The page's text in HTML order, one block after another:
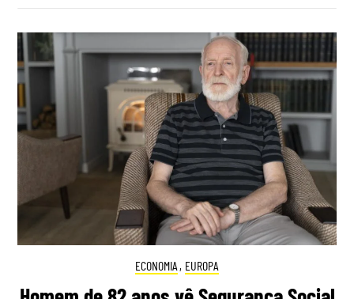
ECONOMIA , EUROPA